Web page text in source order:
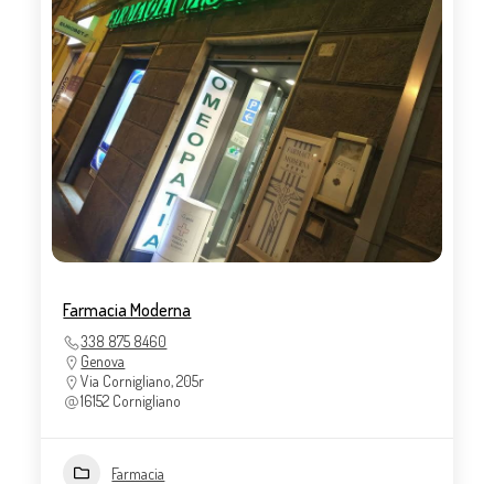
Farmacia Moderna
338 875 8460
Genova
Via Cornigliano, 205r
16152 Cornigliano
Farmacia